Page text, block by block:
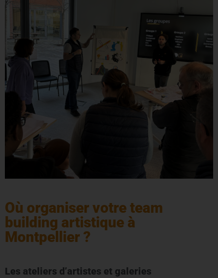
Où organiser votre team
building artistique à
Montpellier ?
Les ateliers d’artistes et galeries